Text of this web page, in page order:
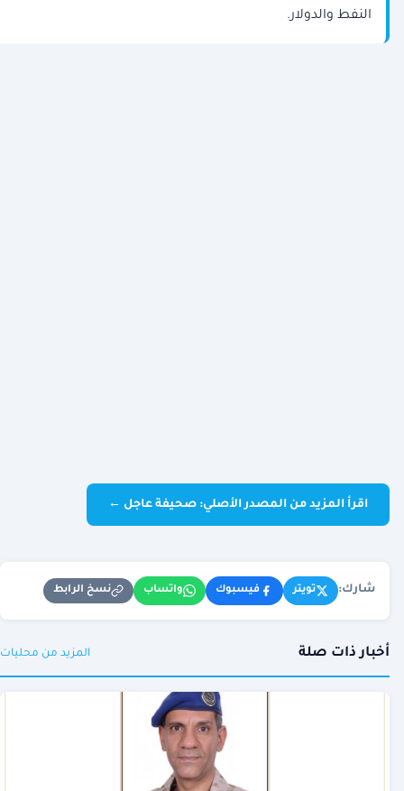
النفط والدولار.
اقرأ المزيد من المصدر الأصلي: صحيفة عاجل ←
شارك: تويتر فيسبوك واتساب نسخ الرابط
أخبار ذات صلة المزيد من محليات